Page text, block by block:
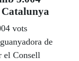
Catalunya
vots
de
el Consell